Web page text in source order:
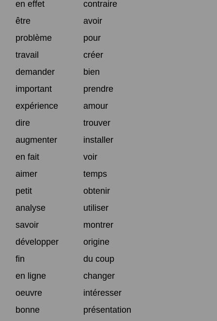
en effet
contraire
être
avoir
problème
pour
travail
créer
demander
bien
important
prendre
expérience
amour
dire
trouver
augmenter
installer
en fait
voir
aimer
temps
petit
obtenir
analyse
utiliser
savoir
montrer
développer
origine
fin
du coup
en ligne
changer
oeuvre
intéresser
bonne
présentation